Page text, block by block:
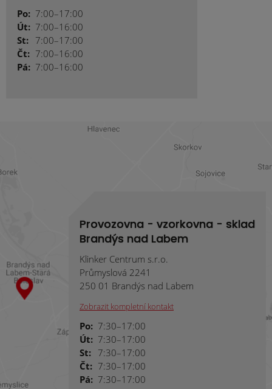
Po: 7:00–17:00
Út: 7:00–16:00
St: 7:00–17:00
Čt: 7:00–16:00
Pá: 7:00–16:00
Provozovna - vzorkovna - sklad
Brandýs nad Labem
Klinker Centrum s.r.o.
Průmyslová 2241
250 01 Brandýs nad Labem
Zobrazit kompletní kontakt
Po: 7:30–17:00
Út: 7:30–17:00
St: 7:30–17:00
Čt: 7:30–17:00
Pá: 7:30–17:00